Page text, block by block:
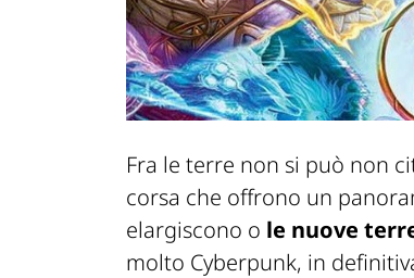
Fra le terre non si può non
corsa che offrono un
elargiscono o le nuove
molto Cyberpunk, in